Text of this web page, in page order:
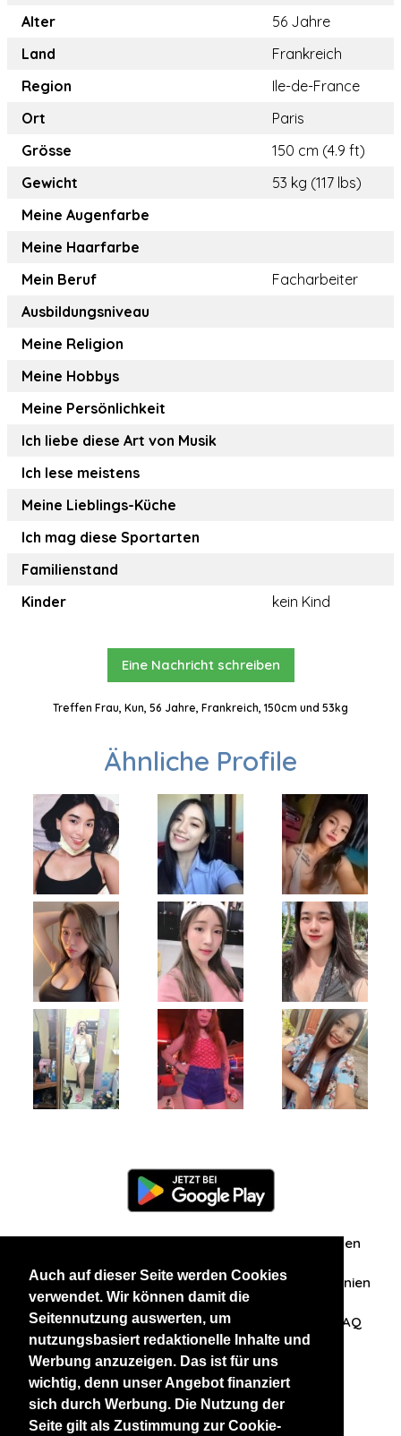
Auch auf dieser Seite werden Cookies
verwendet. Wir können damit die
Seitennutzung auswerten, um
nutzungsbasiert redaktionelle Inhalte und
Werbung anzuzeigen. Das ist für uns
wichtig, denn unser Angebot finanziert
sich durch Werbung. Die Nutzung der
Seite gilt als Zustimmung zur Cookie-
Alter
56 Jahre
Land
Frankreich
Region
Ile-de-France
Ort
Paris
Grösse
150 cm (4.9 ft)
Gewicht
53 kg (117 lbs)
Meine Augenfarbe
Meine Haarfarbe
Mein Beruf
Facharbeiter
Ausbildungsniveau
Meine Religion
Meine Hobbys
Meine Persönlichkeit
Ich liebe diese Art von Musik
Ich lese meistens
Meine Lieblings-Küche
Ich mag diese Sportarten
Familienstand
Kinder
kein Kind
Eine Nachricht schreiben
Treffen Frau, Kun, 56 Jahre, Frankreich, 150cm und 53kg
Ähnliche Profile
Zuschriften/Erfahrungen
Datenschutzerklärung AGB Datenschutzrichtlinien
Nehmen Sie Kontakt mit uns auf FAQ
Unsere anderen Websites
BlackAndBeauties RussianKisses